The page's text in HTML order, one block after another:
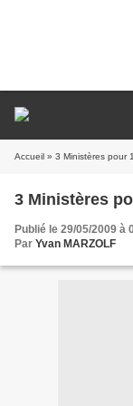
Accueil » 3 Ministères pour
3 Ministères
Publié le 29/05/2009 à
Par Yvan MARZOLF